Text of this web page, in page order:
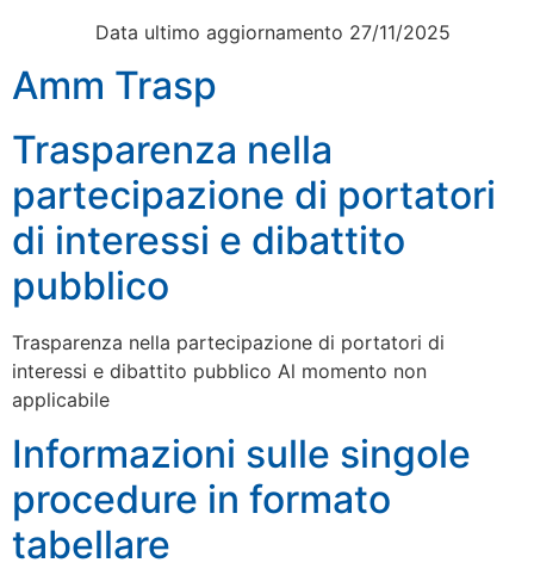
Data ultimo aggiornamento 27/11/2025
Amm Trasp
Trasparenza nella
partecipazione di portatori
di interessi e dibattito
pubblico
Trasparenza nella partecipazione di portatori di
interessi e dibattito pubblico Al momento non
applicabile
Informazioni sulle singole
procedure in formato
tabellare